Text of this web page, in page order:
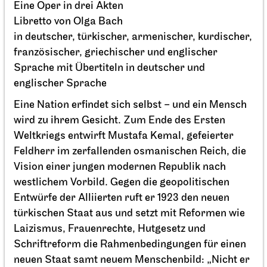
Eine Oper in drei Akten
Libretto von Olga Bach
in deutscher, türkischer, armenischer, kurdischer,
französischer, griechischer und englischer
Sprache mit Übertiteln in deutscher und
englischer Sprache
Eine Nation erfindet sich selbst – und ein Mensch
wird zu ihrem Gesicht. Zum Ende des Ersten
Weltkriegs entwirft Mustafa Kemal, gefeierter
Feldherr im zerfallenden osmanischen Reich, die
Vision einer jungen modernen Republik nach
westlichem Vorbild. Gegen die geopolitischen
Entwürfe der Alliierten ruft er 1923 den neuen
türkischen Staat aus und setzt mit Reformen wie
Laizismus, Frauenrechte, Hutgesetz und
Schriftreform die Rahmenbedingungen für einen
neuen Staat samt neuem Menschenbild: „Nicht er
Stuttgarter Ballett Schauspielhaus
Premiere
Ballettabend
CREATIONS XVI – XIX